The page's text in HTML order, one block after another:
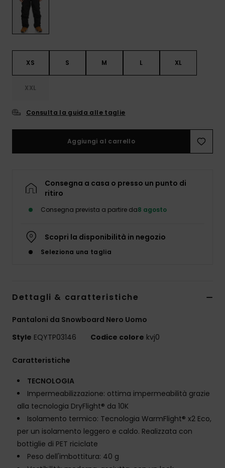
XS S M L XL
XXL
Consulta la guida alle taglie
Aggiungi al carrello
Consegna a casa o presso un punto di
ritiro
Consegna prevista a partire da8 agosto
Scopri la disponibilità in negozio
Seleziona una taglia
Dettagli & caratteristiche
Pantaloni da Snowboard Nero Uomo
Style EQYTP03146 Codice colore kvj0
Caratteristiche
TECNOLOGIA
Impermeabilizzazione: ottima impermeabilità grazie
alla tecnologia DryFlight® da 10K
Isolamento termico: Tecnologia WarmFlight® x2 Eco,
per un isolamento leggero e caldo. Realizzata con
bottiglie di PET riciclate
Peso dell'imbottitura: 40 g